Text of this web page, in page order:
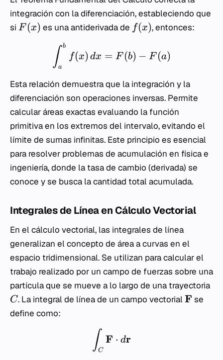
integración con la diferenciación, estableciendo que
si F (x) es una antiderivada de f (x), entonces:
∫a
b
f (x) dx = F (b) − F (a)
Esta relación demuestra que la integración y la
diferenciación son operaciones inversas. Permite
calcular áreas exactas evaluando la función
primitiva en los extremos del intervalo, evitando el
límite de sumas infinitas. Este principio es esencial
para resolver problemas de acumulación en física e
ingeniería, donde la tasa de cambio (derivada) se
conoce y se busca la cantidad total acumulada.
Integrales de Línea en Cálculo Vectorial
En el cálculo vectorial, las integrales de línea
generalizan el concepto de área a curvas en el
espacio tridimensional. Se utilizan para calcular el
trabajo realizado por un campo de fuerzas sobre una
partícula que se mueve a lo largo de una trayectoria
C. La integral de línea de un campo vectorialFse
define como:
∫C
F ⋅ dr